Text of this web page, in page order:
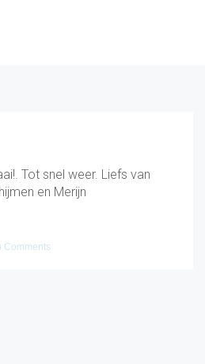
Tot snel weer. Liefs van
en Merijn
Comments